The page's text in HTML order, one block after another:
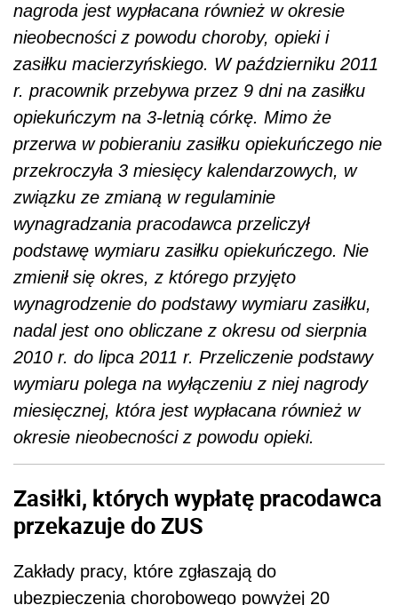
nagroda jest wypłacana również w okresie
nieobecności z powodu choroby, opieki i
zasiłku macierzyńskiego. W październiku 2011
r. pracownik przebywa przez 9 dni na zasiłku
opiekuńczym na 3-letnią córkę. Mimo że
przerwa w pobieraniu zasiłku opiekuńczego nie
przekroczyła 3 miesięcy kalendarzowych, w
związku ze zmianą w regulaminie
wynagradzania pracodawca przeliczył
podstawę wymiaru zasiłku opiekuńczego. Nie
zmienił się okres, z którego przyjęto
wynagrodzenie do podstawy wymiaru zasiłku,
nadal jest ono obliczane z okresu od sierpnia
2010 r. do lipca 2011 r. Przeliczenie podstawy
wymiaru polega na wyłączeniu z niej nagrody
miesięcznej, która jest wypłacana również w
okresie nieobecności z powodu opieki.
Zasiłki, których wypłatę pracodawca
przekazuje do ZUS
Zakłady pracy, które zgłaszają do
ubezpieczenia chorobowego powyżej 20